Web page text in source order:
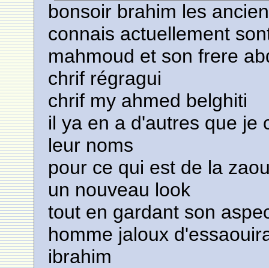
bonsoir brahim les
connais actuellement
mahmoud et son frere
chrif régragui
chrif my ahmed belghiti
il ya en a d'autres que je
leur noms
pour ce qui est de la
un nouveau look
tout en gardant son
homme jaloux
ibrahim